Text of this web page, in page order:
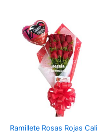
Ramillete Rosas Rojas Cali